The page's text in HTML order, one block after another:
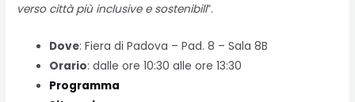
verso città più inclusive e sostenibili“.
Dove: Fiera di Padova – Pad. 8 – Sala 8B
Orario: dalle ore 10:30 alle ore 13:30
Programma